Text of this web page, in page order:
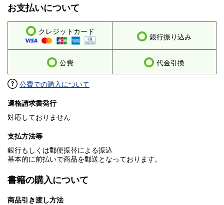
お支払いについて
クレジットカード
銀行振り込み
公費 代金引換
公費での購入について
適格請求書発行
対応しておりません
支払方法等
銀行もしくは郵便振替による振込
基本的に前払いで商品を郵送となっております。
書籍の購入について
商品引き渡し方法